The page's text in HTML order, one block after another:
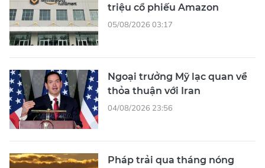
triệu cổ phiếu Amazon
05/08/2026 03:17
Ngoại trưởng Mỹ lạc quan về
thỏa thuận với Iran
04/08/2026 23:56
Pháp trải qua tháng nóng